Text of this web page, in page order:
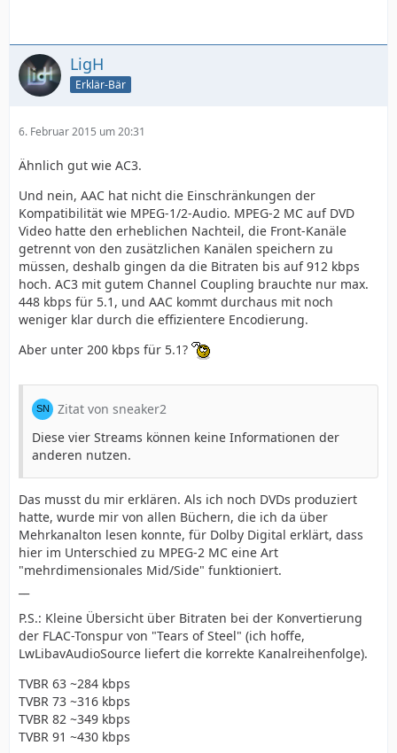
LigH
Erklär-Bär
6. Februar 2015 um 20:31
Ähnlich gut wie AC3.
Und nein, AAC hat nicht die Einschränkungen der
Kompatibilität wie MPEG-1/2-Audio. MPEG-2 MC auf DVD
Video hatte den erheblichen Nachteil, die Front-Kanäle
getrennt von den zusätzlichen Kanälen speichern zu
müssen, deshalb gingen da die Bitraten bis auf 912 kbps
hoch. AC3 mit gutem Channel Coupling brauchte nur max.
448 kbps für 5.1, und AAC kommt durchaus mit noch
weniger klar durch die effizientere Encodierung.
Aber unter 200 kbps für 5.1?
Zitat von sneaker2
Diese vier Streams können keine Informationen der
anderen nutzen.
Das musst du mir erklären. Als ich noch DVDs produziert
hatte, wurde mir von allen Büchern, die ich da über
Mehrkanalton lesen konnte, für Dolby Digital erklärt, dass
hier im Unterschied zu MPEG-2 MC eine Art
"mehrdimensionales Mid/Side" funktioniert.
P.S.: Kleine Übersicht über Bitraten bei der Konvertierung
der FLAC-Tonspur von "Tears of Steel" (ich hoffe,
LwLibavAudioSource liefert die korrekte Kanalreihenfolge).
TVBR 63 ~284 kbps
TVBR 73 ~316 kbps
TVBR 82 ~349 kbps
TVBR 91 ~430 kbps